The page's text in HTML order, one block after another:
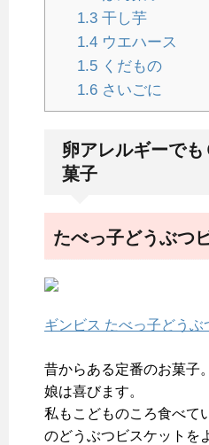
1.3干し芋
1.4ウエハース
1.5くだもの
1.6さいごに
卵アレルギーで
菓子
たべっ子どうぶつ
ギンビス たべっ子どうぶ
昔からある定番のお菓子
娘は喜びます。
私もこどものころ食べて
のどうぶつビスケットを